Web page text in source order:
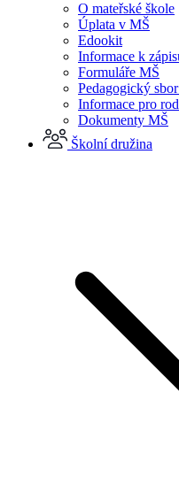
O mateřské škole
Úplata v MŠ
Edookit
Informace k
Formuláře MŠ
Pedagogický
Informace pro
Dokumenty MŠ
Školní družina